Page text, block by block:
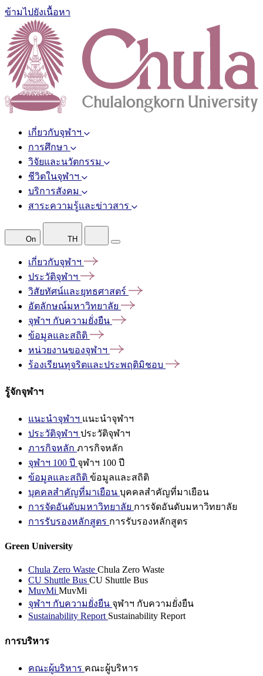
ข้ามไปยังเนื้อหา
เกี่ยวกับจุฬาฯ
การศึกษา
วิจัยและนวัตกรรม
ชีวิตในจุฬาฯ
บริการสังคม
สาระความรู้และข่าวสาร
On TH
เกี่ยวกับจุฬาฯ
ประวัติจุฬาฯ
วิสัยทัศน์และยุทธศาสตร์
อัตลักษณ์มหาวิทยาลัย
จุฬาฯ กับความยั่งยืน
ข้อมูลและสถิติ
หน่วยงานของจุฬาฯ
ร้องเรียนทุจริตและประพฤติมิชอบ
รู้จักจุฬาฯ
แนะนำจุฬาฯ แนะนำจุฬาฯ
ประวัติจุฬาฯ ประวัติจุฬาฯ
ภารกิจหลัก ภารกิจหลัก
จุฬาฯ 100 ปี จุฬาฯ 100 ปี
ข้อมูลและสถิติ ข้อมูลและสถิติ
บุคคลสำคัญที่มาเยือน บุคคลสำคัญที่มาเยือน
การจัดอันดับมหาวิทยาลัย การจัดอันดับมหาวิทยาลัย
การรับรองหลักสูตร การรับรองหลักสูตร
Green University
Chula Zero Waste Chula Zero Waste
CU Shuttle Bus CU Shuttle Bus
MuvMi MuvMi
จุฬาฯ กับความยั่งยืน จุฬาฯ กับความยั่งยืน
Sustainability Report Sustainability Report
การบริหาร
คณะผู้บริหาร คณะผู้บริหาร